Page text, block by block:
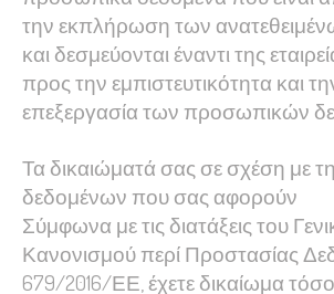
την εκπλήρωση των
και δεσμεύονται έναντι της
προς την εμπιστευτικότητα και
επεξεργασία των προσωπικών
Τα δικαιώματά σας σε σχέση με
δεδομένων που σας αφορούν
Σύμφωνα με τις διατάξεις του
Κανονισμού περί Προστασίας
679/2016/ΕΕ, έχετε δικαίωμα